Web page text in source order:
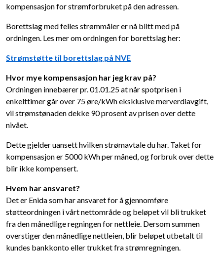
kompensasjon for strømforbruket på den adressen.
Borettslag med felles strømmåler er nå blitt med på
ordningen. Les mer om ordningen for borettslag her:
Strømstøtte til borettslag på NVE
Hvor mye kompensasjon har jeg krav på?
Ordningen innebærer pr. 01.01.25 at når spotprisen i
enkelttimer går over 75 øre/kWh eksklusive merverdiavgift,
vil strømstønaden dekke 90 prosent av prisen over dette
nivået.
Dette gjelder uansett hvilken strømavtale du har. Taket for
kompensasjon er 5000 kWh per måned, og forbruk over dette
blir ikke kompensert.
Hvem har ansvaret?
Det er Enida som har ansvaret for å gjennomføre
støtteordningen i vårt nettområde og beløpet vil bli trukket
fra den månedlige regningen for nettleie. Dersom summen
overstiger den månedlige nettleien, blir beløpet utbetalt til
kundes bankkonto eller trukket fra strømregningen.